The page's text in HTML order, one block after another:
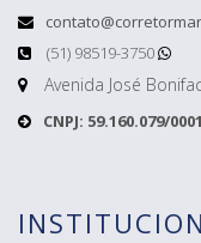
(51) 98519-3750
Avenida José
CNPJ: 59.160.079/